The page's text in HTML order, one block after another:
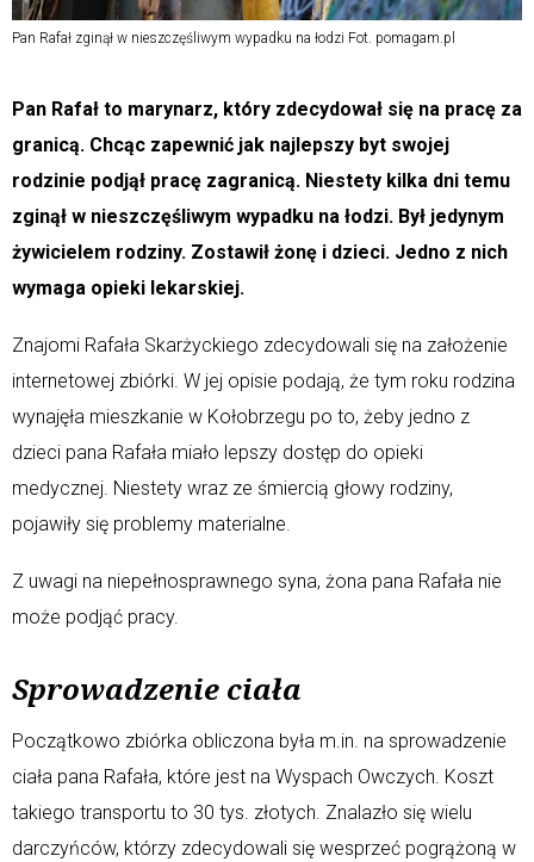
Pan Rafał zginął w nieszczęśliwym wypadku na łodzi Fot. pomagam.pl
Pan Rafał to marynarz, który zdecydował się na pracę za
granicą. Chcąc zapewnić jak najlepszy byt swojej
rodzinie podjął pracę zagranicą. Niestety kilka dni temu
zginął w nieszczęśliwym wypadku na łodzi. Był jedynym
żywicielem rodziny. Zostawił żonę i dzieci. Jedno z nich
wymaga opieki lekarskiej.
Znajomi Rafała Skarżyckiego zdecydowali się na założenie
internetowej zbiórki. W jej opisie podają, że tym roku rodzina
wynajęła mieszkanie w Kołobrzegu po to, żeby jedno z
dzieci pana Rafała miało lepszy dostęp do opieki
medycznej. Niestety wraz ze śmiercią głowy rodziny,
pojawiły się problemy materialne.
Z uwagi na niepełnosprawnego syna, żona pana Rafała nie
może podjąć pracy.
Sprowadzenie ciała
Początkowo zbiórka obliczona była m.in. na sprowadzenie
ciała pana Rafała, które jest na Wyspach Owczych. Koszt
takiego transportu to 30 tys. złotych. Znalazło się wielu
darczyńców, którzy zdecydowali się wesprzeć pogrążoną w